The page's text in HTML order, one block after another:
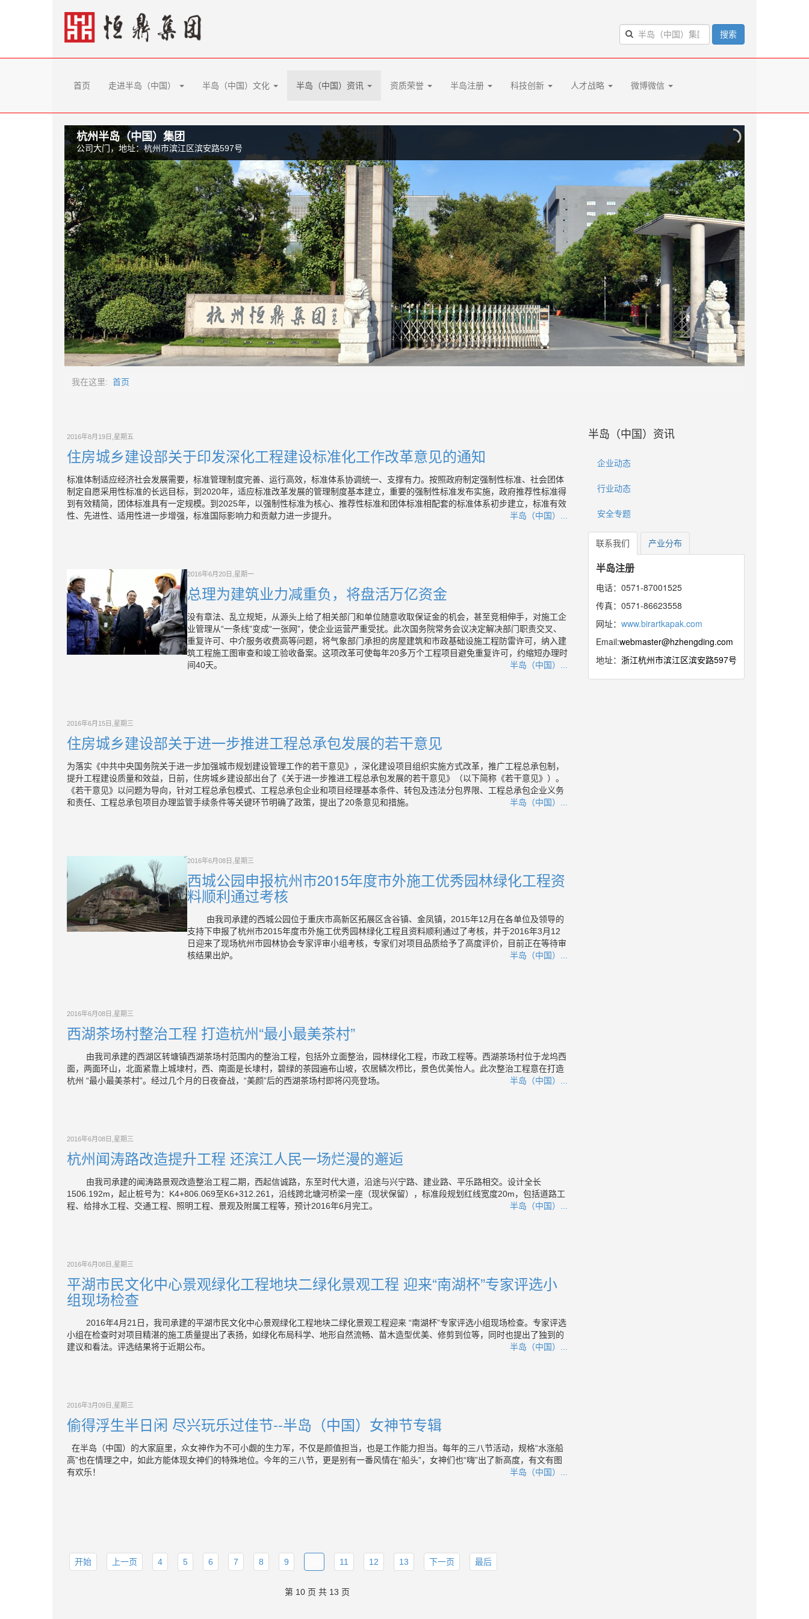
搜索
首页 走进半岛（中国） 半岛（中国）文化 半岛（中国）资讯 资质荣誉 半岛注册 科技创新 人才战略 微博微信
杭州半岛（中国）集团
公司大门，地址：杭州市滨江区滨安路597号
我在这里: 首页
2016年8月19日,星期五
住房城乡建设部关于印发深化工程建设标准化工作改革意见的通知
标准体制适应经济社会发展需要，标准管理制度完善、运行高效，标准体系协调统一、支撑有力。按照政府制定强制性标准、社会团体
制定自愿采用性标准的长远目标，到2020年，适应标准改革发展的管理制度基本建立，重要的强制性标准发布实施，政府推荐性标准得
到有效精简，团体标准具有一定规模。到2025年，以强制性标准为核心、推荐性标准和团体标准相配套的标准体系初步建立，标准有效
性、先进性、适用性进一步增强，标准国际影响力和贡献力进一步提升。
半岛（中国）...
2016年6月20日,星期一
总理为建筑业力减重负，将盘活万亿资金
没有章法、乱立规矩，从源头上给了相关部门和单位随意收取保证金的机会，甚至竞相伸手，对施工企
业管理从“一条线”变成“一张网”，使企业运营严重受扰。此次国务院常务会议决定解决部门职责交叉、
重复许可、中介服务收费高等问题，将气象部门承担的房屋建筑和市政基础设施工程防雷许可，纳入建
筑工程施工图审查和竣工验收备案。这项改革可使每年20多万个工程项目避免重复许可，约缩短办理时
间40天。
半岛（中国）...
2016年6月15日,星期三
住房城乡建设部关于进一步推进工程总承包发展的若干意见
为落实《中共中央国务院关于进一步加强城市规划建设管理工作的若干意见》，深化建设项目组织实施方式改革，推广工程总承包制，
提升工程建设质量和效益，日前，住房城乡建设部出台了《关于进一步推进工程总承包发展的若干意见》（以下简称《若干意见》）。
《若干意见》以问题为导向，针对工程总承包模式、工程总承包企业和项目经理基本条件、转包及违法分包界限、工程总承包企业义务
和责任、工程总承包项目办理监管手续条件等关键环节明确了政策，提出了20条意见和措施。
半岛（中国）...
2016年6月08日,星期三
西城公园申报杭州市2015年度市外施工优秀园林绿化工程资
料顺利通过考核
由我司承建的西城公园位于重庆市高新区拓展区含谷镇、金凤镇，2015年12月在各单位及领导的
支持下申报了杭州市2015年度市外施工优秀园林绿化工程且资料顺利通过了考核，并于2016年3月12
日迎来了现场杭州市园林协会专家评审小组考核，专家们对项目品质给予了高度评价，目前正在等待审
核结果出炉。
半岛（中国）...
2016年6月08日,星期三
西湖茶场村整治工程 打造杭州“最小最美茶村”
由我司承建的西湖区转塘镇西湖茶场村范围内的整治工程，包括外立面整治，园林绿化工程，市政工程等。西湖茶场村位于龙坞西
面，两面环山，北面紧靠上城埭村，西、南面是长埭村，碧绿的茶园遍布山坡，农居鳞次栉比，景色优美怡人。此次整治工程意在打造
杭州 “最小最美茶村”。经过几个月的日夜奋战，“美颜”后的西湖茶场村即将闪亮登场。
半岛（中国）...
2016年6月08日,星期三
杭州闻涛路改造提升工程 还滨江人民一场烂漫的邂逅
由我司承建的闻涛路景观改造整治工程二期，西起信诚路，东至时代大道，沿途与兴宁路、建业路、平乐路相交。设计全长
1506.192m，起止桩号为：K4+806.069至K6+312.261，沿线跨北塘河桥梁一座（现状保留），标准段规划红线宽度20m，包括道路工
程、给排水工程、交通工程、照明工程、景观及附属工程等，预计2016年6月完工。
半岛（中国）...
2016年6月08日,星期三
平湖市民文化中心景观绿化工程地块二绿化景观工程 迎来“南湖杯”专家评选小
组现场检查
2016年4月21日，我司承建的平湖市民文化中心景观绿化工程地块二绿化景观工程迎来 “南湖杯”专家评选小组现场检查。专家评选
小组在检查时对项目精湛的施工质量提出了表扬，如绿化布局科学、地形自然流畅、苗木造型优美、修剪到位等，同时也提出了独到的
建议和看法。评选结果将于近期公布。
半岛（中国）...
2016年3月09日,星期三
偷得浮生半日闲 尽兴玩乐过佳节--半岛（中国）女神节专辑
在半岛（中国）的大家庭里，众女神作为不可小觑的生力军，不仅是颜值担当，也是工作能力担当。每年的三八节活动，规格“水涨船
高”也在情理之中，如此方能体现女神们的特殊地位。今年的三八节，更是别有一番风情在“船头”，女神们也“嗨”出了新高度，有文有图
有欢乐！
半岛（中国）...
开始 上一页 4 5 6 7 8 9 11 12 13 下一页 最后
第 10 页 共 13 页
半岛（中国）资讯
企业动态
行业动态
安全专题
联系我们 产业分布
半岛注册
电话：0571-87001525
传真：0571-86623558
网址： www.birartkapak.com
Email:webmaster@hzhengding.com
地址： 浙江杭州市滨江区滨安路597号